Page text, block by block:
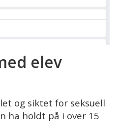
elev
og siktet for seksuell
ha holdt på i over 15